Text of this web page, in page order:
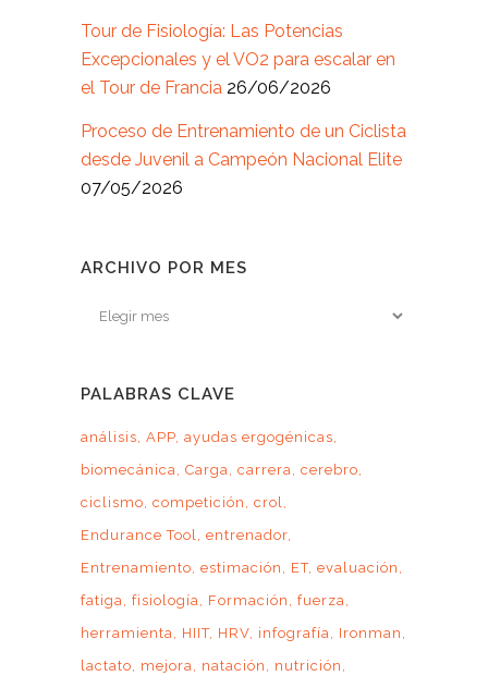
Tour de Fisiología: Las Potencias
Excepcionales y el VO2 para escalar en
el Tour de Francia 26/06/2026
Proceso de Entrenamiento de un Ciclista
desde Juvenil a Campeón Nacional Elite
07/05/2026
ARCHIVO POR MES
Archivo
PALABRAS CLAVE
análisis APP ayudas ergogénicas
biomecánica Carga carrera cerebro
ciclismo competición
crol
Endurance Tool entrenador
Entrenamiento estimación ET evaluación
fatiga fisiología Formación
fuerza
herramienta
HIIT HRV infografía
Ironman
lactato
mejora natación
nutrición